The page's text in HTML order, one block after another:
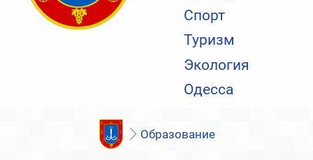
Спорт
Туризм
Экология
Одесса
Образование